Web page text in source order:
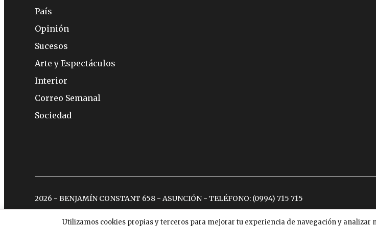
Utilizamos cookies propias y terceros para mejorar tu experiencia de navegación y analizar
País
Opinión
Sucesos
Arte y Espectáculos
Interior
Correo Semanal
Sociedad
2026 - BENJAMÍN CONSTANT 658 - ASUNCIÓN - TELÉFONO: (0994) 715 715